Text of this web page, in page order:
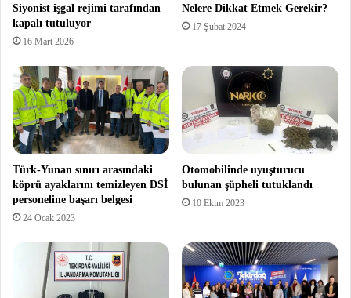
Siyonist işgal rejimi tarafından
kapalı tutuluyor
16 Mart 2026
Nelere Dikkat Etmek Gerekir?
17 Şubat 2024
Türk-Yunan sınırı arasındaki
köprü ayaklarını temizleyen DSİ
personeline başarı belgesi
24 Ocak 2023
Otomobilinde uyuşturucu
bulunan şüpheli tutuklandı
10 Ekim 2023